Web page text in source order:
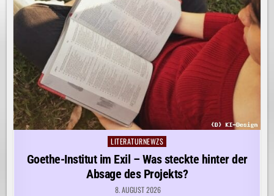
Posted
in
LITERATURNEWZS
Goethe-Institut im Exil – Was steckte hinter der
Absage des Projekts?
8. AUGUST 2026